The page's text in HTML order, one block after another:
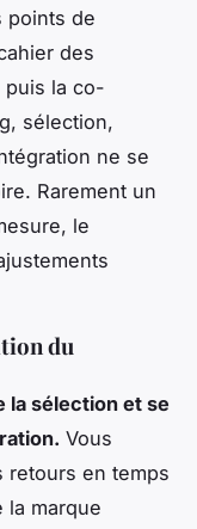
points de
des
la co-
sélection,
ne se
Rarement un
le
du
la sélection et se
Vous
retours en temps
la marque